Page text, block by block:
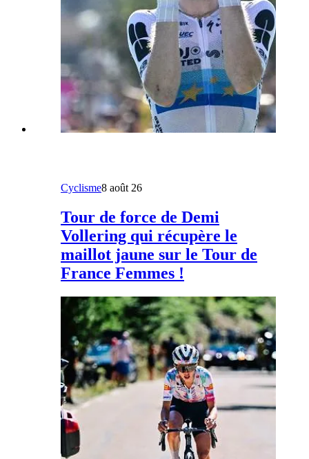
Cyclisme8 août 26
Tour de force de Demi
Vollering qui récupère le
maillot jaune sur le Tour de
France Femmes !